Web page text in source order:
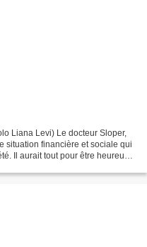
Liana Levi) Le docteur Sloper,
situation financière et sociale qui
Il aurait tout pour être heureux,